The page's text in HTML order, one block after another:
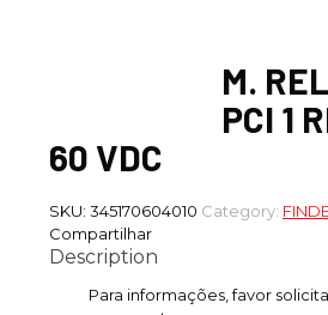
M.
PCI 1
60 VDC
SKU: 345170604010 Category:
Compartilhar
Description
Para informações, favor